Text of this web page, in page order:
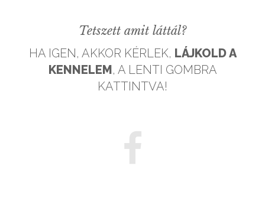
Tetszett amit láttál?
HA IGEN, AKKOR KÉRLEK, LÁJKOLD A
KENNELEM, A LENTI GOMBRA
KATTINTVA!